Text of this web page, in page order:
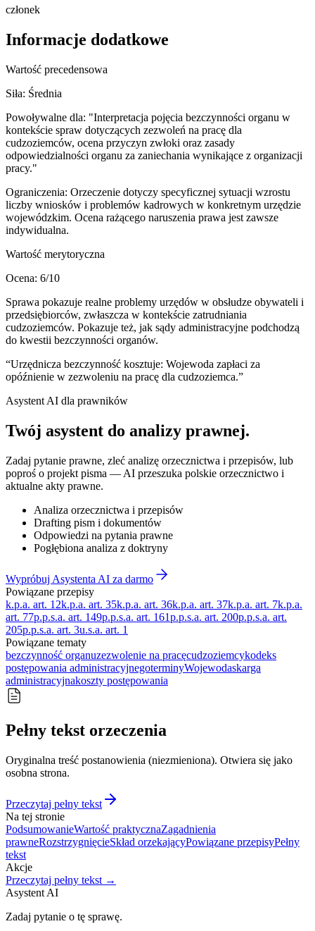
członek
Informacje dodatkowe
Wartość precedensowa
Siła: Średnia
Powoływalne dla: "Interpretacja pojęcia bezczynności organu w
kontekście spraw dotyczących zezwoleń na pracę dla
cudzoziemców, ocena przyczyn zwłoki oraz zasady
odpowiedzialności organu za zaniechania wynikające z organizacji
pracy."
Ograniczenia: Orzeczenie dotyczy specyficznej sytuacji wzrostu
liczby wniosków i problemów kadrowych w konkretnym urzędzie
wojewódzkim. Ocena rażącego naruszenia prawa jest zawsze
indywidualna.
Wartość merytoryczna
Ocena: 6/10
Sprawa pokazuje realne problemy urzędów w obsłudze obywateli i
przedsiębiorców, zwłaszcza w kontekście zatrudniania
cudzoziemców. Pokazuje też, jak sądy administracyjne podchodzą
do kwestii bezczynności organów.
“Urzędnicza bezczynność kosztuje: Wojewoda zapłaci za
opóźnienie w zezwoleniu na pracę dla cudzoziemca.”
Asystent AI dla prawników
Twój asystent do analizy prawnej.
Zadaj pytanie prawne, zleć analizę orzecznictwa i przepisów, lub
poproś o projekt pisma — AI przeszuka polskie orzecznictwo i
aktualne akty prawne.
Analiza orzecznictwa i przepisów
Drafting pism i dokumentów
Odpowiedzi na pytania prawne
Pogłębiona analiza z doktryny
Wypróbuj Asystenta AI za darmo
Powiązane przepisy
k.p.a. art. 12k.p.a. art. 35k.p.a. art. 36k.p.a. art. 37k.p.a. art. 7k.p.a.
art. 77p.p.s.a. art. 149p.p.s.a. art. 161p.p.s.a. art. 200p.p.s.a. art.
205p.p.s.a. art. 3u.s.a. art. 1
Powiązane tematy
bezczynność organuzezwolenie na pracęcudzoziemcykodeks
postępowania administracyjnegoterminyWojewodaskarga
administracyjnakoszty postępowania
Pełny tekst orzeczenia
Oryginalna treść postanowienia (niezmieniona). Otwiera się jako
osobna strona.
Przeczytaj pełny tekst
Na tej stronie
PodsumowanieWartość praktycznaZagadnienia
prawneRozstrzygnięcieSkład orzekającyPowiązane przepisyPełny
tekst
Akcje
Przeczytaj pełny tekst →
Asystent AI
Zadaj pytanie o tę sprawę.